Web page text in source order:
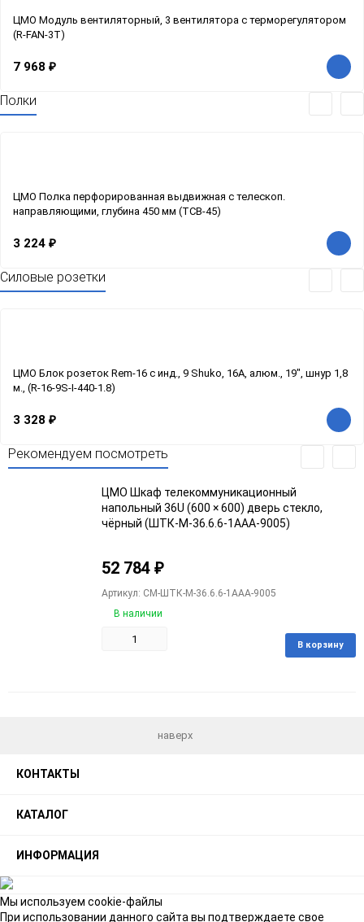
ЦМО Модуль вентиляторный, 3 вентилятора с терморегулятором
(R-FAN-3T)
7 968 ₽
Полки
ЦМО Полка перфорированная выдвижная с телескоп.
направляющими, глубина 450 мм (ТСВ-45)
3 224 ₽
Силовые розетки
ЦМО Блок розеток Rem-16 с инд., 9 Shuko, 16A, алюм., 19", шнур 1,8
м., (R-16-9S-I-440-1.8)
3 328 ₽
Рекомендуем посмотреть
ЦМО Шкаф телекоммуникационный
напольный 36U (600 × 600) дверь стекло,
чёрный (ШТК-М-36.6.6-1ААА-9005)
52 784 ₽
Артикул: CM-ШТК-М-36.6.6-1ААА-9005
В наличии
В корзину
наверх
КОНТАКТЫ
КАТАЛОГ
ИНФОРМАЦИЯ
Мы используем cookie-файлы
При использовании данного сайта вы подтверждаете свое